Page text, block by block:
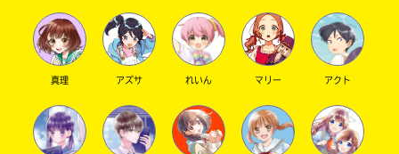
SNSでシェアする
真理 アズサ れいん マリー アクト